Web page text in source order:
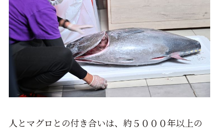
人とマグロとの付き合いは、約５０００年以上の